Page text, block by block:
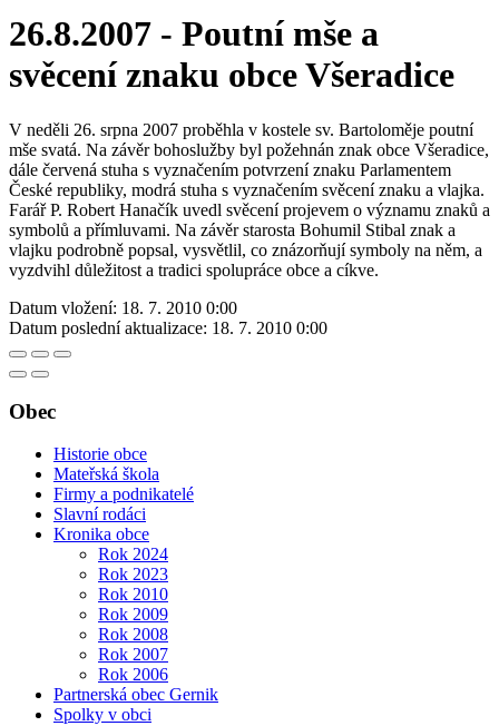
26.8.2007 - Poutní mše a
svěcení znaku obce Všeradice
V neděli 26. srpna 2007 proběhla v kostele sv. Bartoloměje poutní
mše svatá. Na závěr bohoslužby byl požehnán znak obce Všeradice,
dále červená stuha s vyznačením potvrzení znaku Parlamentem
České republiky, modrá stuha s vyznačením svěcení znaku a vlajka.
Farář P. Robert Hanačík uvedl svěcení projevem o významu znaků a
symbolů a přímluvami. Na závěr starosta Bohumil Stibal znak a
vlajku podrobně popsal, vysvětlil, co znázorňují symboly na něm, a
vyzdvihl důležitost a tradici spolupráce obce a cíkve.
Datum vložení: 18. 7. 2010 0:00
Datum poslední aktualizace: 18. 7. 2010 0:00
Obec
Historie obce
Mateřská škola
Firmy a podnikatelé
Slavní rodáci
Kronika obce
Rok 2024
Rok 2023
Rok 2010
Rok 2009
Rok 2008
Rok 2007
Rok 2006
Partnerská obec Gernik
Spolky v obci